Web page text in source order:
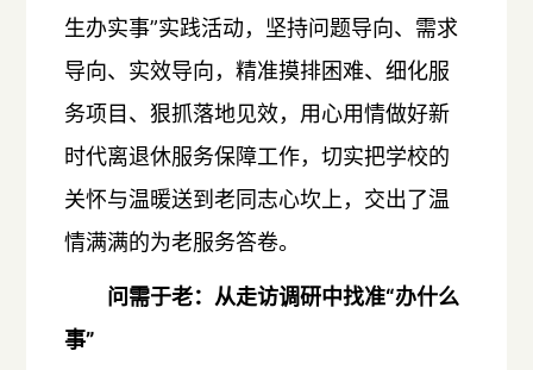
生办实事”实践活动，坚持问题导向、需求
导向、实效导向，精准摸排困难、细化服
务项目、狠抓落地见效，用心用情做好新
时代离退休服务保障工作，切实把学校的
关怀与温暖送到老同志心坎上，交出了温
情满满的为老服务答卷。
问需于老：从走访调研中找准“办什么
事”